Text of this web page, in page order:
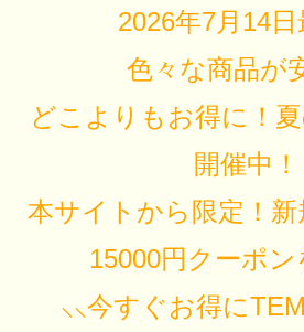
2026年7月14日
色々な商品が
どこよりもお得に！
開催中！
本サイトから限定！
15000円クーポン
⸜⸜今すぐお得に